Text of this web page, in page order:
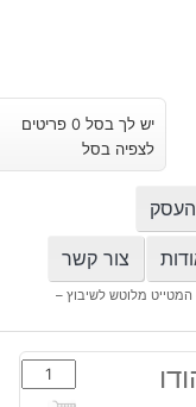
יש לך בסל 0 פריטים
לצפיה בסל
העסק
צור קשר
המטייט מלוטש לשיבוץ –
כמות
של